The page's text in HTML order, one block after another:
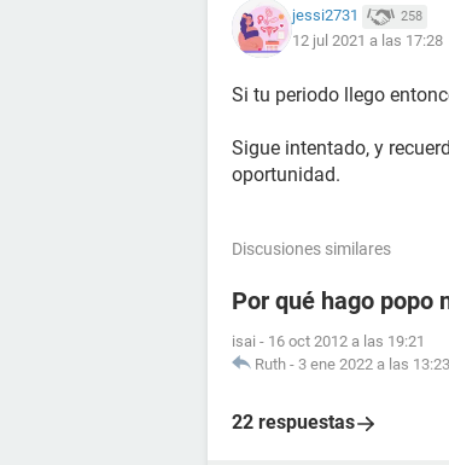
jessi2731 258
12 jul 2021 a las 17:28
Si tu periodo llego
Sigue intentado, y
oportunidad.
Discusiones similares
Por qué hago popo
isai - 16 oct 2012 a las 19:21
Ruth - 3 ene 2022 a las 13:23
22 respuestas